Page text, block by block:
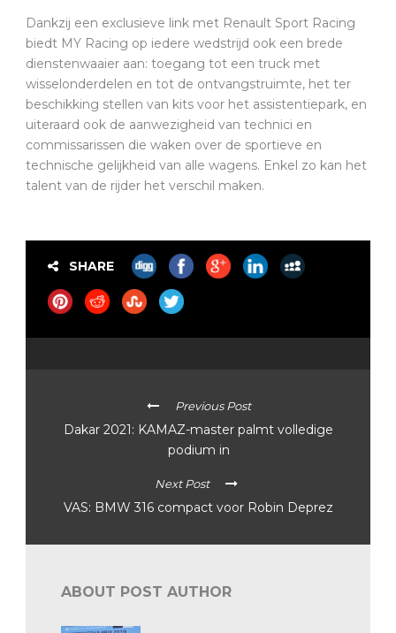
Dankzij een exclusieve link met Renault Sport Racing
biedt MY Racing op iedere wedstrijd ook een brede
dienstenwaaier aan: toegang tot een truck met
wisselonderdelen en tot de ontvangstruimte, het ter
beschikking stellen van kits voor het assistentiepark, en
uiteraard ook de aanwezigheid van technici en
commissarissen die waken over de sportieve en
technische gelijkheid van alle wagens. Enkel zo kan het
talent van de rijder het verschil maken.
SHARE
Previous Post
Dakar 2021: KAMAZ-master palmt volledige
podium in
Next Post
VAS: BMW 316 compact voor Robin Deprez
ABOUT POST AUTHOR